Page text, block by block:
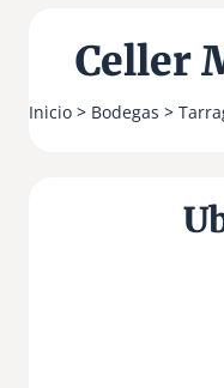
Celler
Inicio > Bodegas >